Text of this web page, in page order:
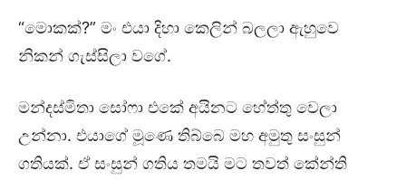
“මොකක්?” මං එයා දිහා කෙලින් බලලා ඇහුවෙ
නිකන් ගැස්සිලා වගේ.
මන්දස්මිතා සෝෆා එකේ අයිනට හේත්තු වෙලා
උන්නා. එයාගේ මූණෙ තිබ්බෙ මහ අමුතු සංසුන්
ගතියක්. ඒ සංසුන් ගතිය තමයි මට තවත් කේන්ති